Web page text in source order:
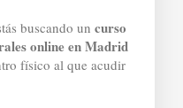
buscando un curso
online en Madrid
físico al que acudir